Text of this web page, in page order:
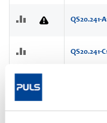
QS20.241-
QS20.241-